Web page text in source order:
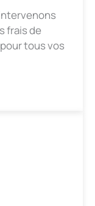
frais de
tous vos